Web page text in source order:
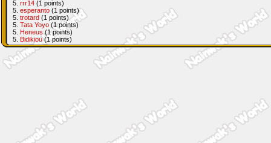
5. rrr14 (1 points)
5. esperanto (1 points)
5. trotard (1 points)
5. Tata Yoyo (1 points)
5. Heneus (1 points)
5. Bidikiou(1 points)